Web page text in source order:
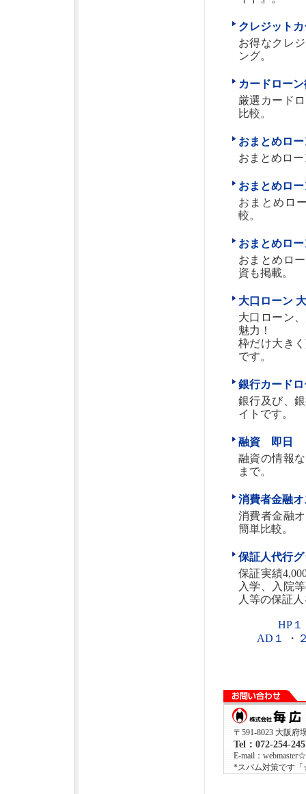
クレジット
お得なクレ
ング。
カードロー
厳選カード
比較。
おまとめロー
おまとめロ
おまとめロ
おまとめロ
較。
おまとめロ
おまとめロ
資も掲載。
大口ローン
大口ローン
魅力！
枠だけ大き
です。
銀行カード
銀行及び、
イトです。
融資 即日
融資の情報
まで。
消費者金融
消費者金融
簡単比較。
保証人代行
保証実績
入学、入院
人等の保証
HP１
AD１
・
〒591-8023 大阪府
Tel：072-254-
E-mail：
*スパム対策です